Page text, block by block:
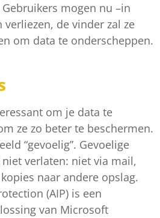
mogen nu –in
de vinder zal ze
om data te onderscheppen.
om je data te
ze zo beter te beschermen.
“gevoelig”. Gevoelige
verlaten: niet via mail,
naar andere opslag.
(AIP) is een
van Microsoft